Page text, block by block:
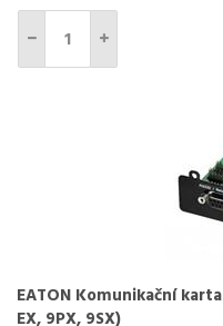
EATON Komunikační
EX, 9PX, 9SX)